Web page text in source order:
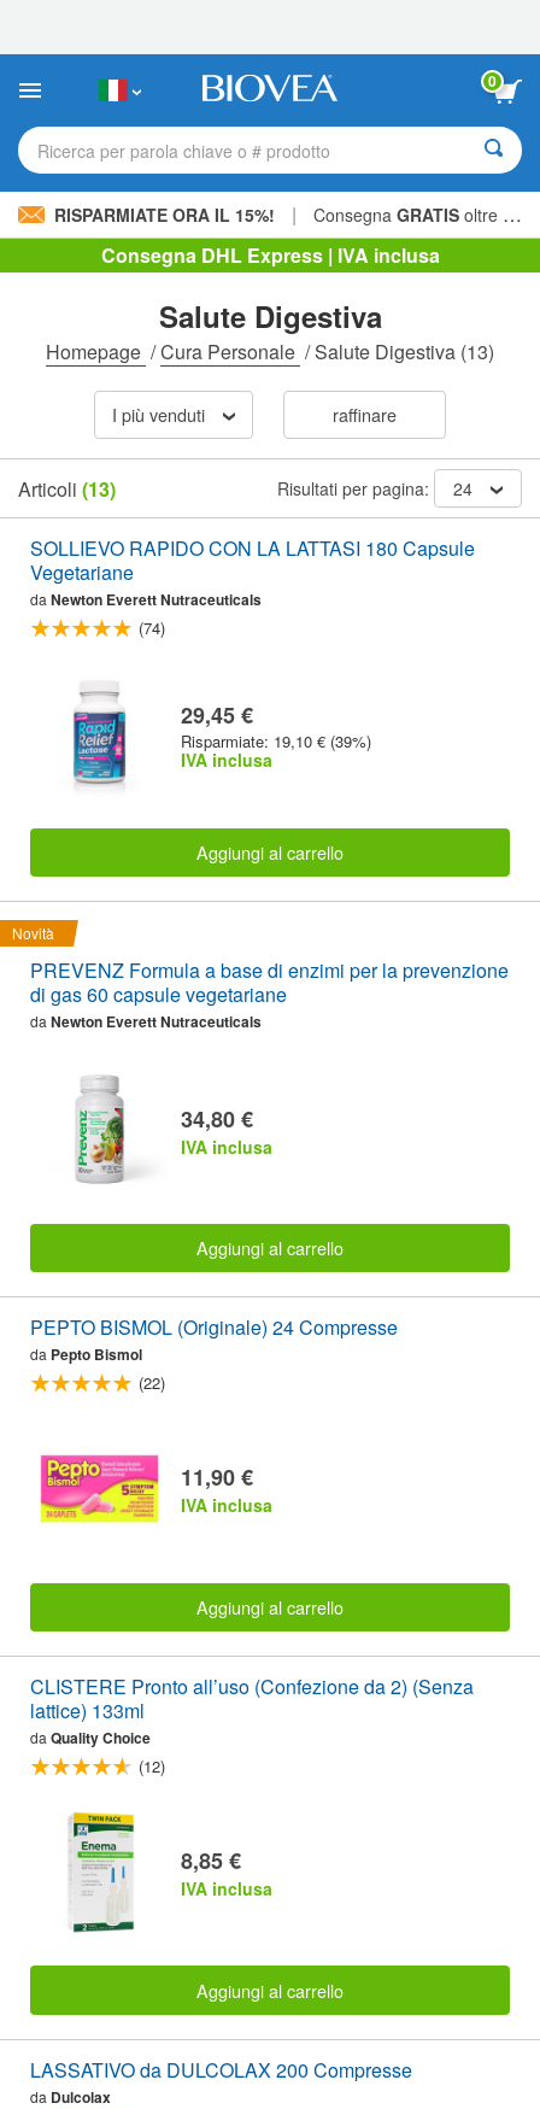
sito
include
sistema
0
Ricerca per parola chiave o # prodotto
RISPARMIATE ORA IL 15%! | Consegna GRATIS oltre 60,00 € »
Consegna DHL Express | IVA inclusa
Salute Digestiva
Homepage /Cura Personale /Salute Digestiva (13)
I più venduti raffinare
Articoli (13) Risultati per pagina: 24
SOLLIEVO RAPIDO CON LA LATTASI 180 Capsule
Vegetariane
daNewton Everett Nutraceuticals
(74)
29,45 €
Risparmiate: 19,10 € (39%)
IVA inclusa
Aggiungi al carrello
Novità
PREVENZ Formula a base di enzimi per la prevenzione
di gas 60 capsule vegetariane
da Newton Everett Nutraceuticals
34,80 €
IVA inclusa
Aggiungi al carrello
PEPTO BISMOL (Originale) 24 Compresse
da Pepto Bismol
(22)
11,90 €
IVA inclusa
Aggiungi al carrello
CLISTERE Pronto all’uso (Confezione da 2) (Senza
lattice) 133ml
da Quality Choice
(12)
8,85 €
IVA inclusa
Aggiungi al carrello
LASSATIVO da DULCOLAX 200 Compresse
da Dulcolax